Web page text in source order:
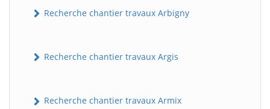
Recherche chantier travaux Arbigny
Recherche chantier travaux Argis
Recherche chantier travaux Armix